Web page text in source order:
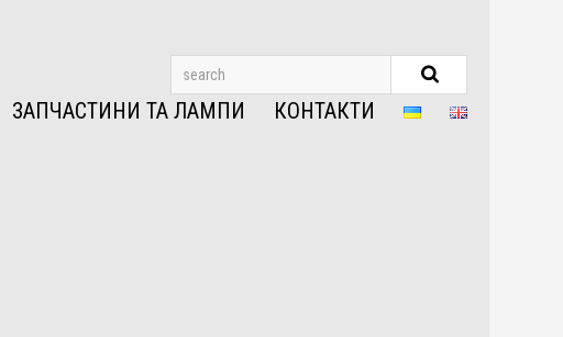
ЗАПЧАСТИНИ ТА ЛАМПИ КОНТАКТИ